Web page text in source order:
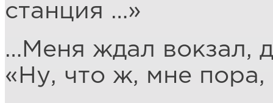
станция …»
…Меня ждал вокзал,
«Ну, что ж, мне пора,